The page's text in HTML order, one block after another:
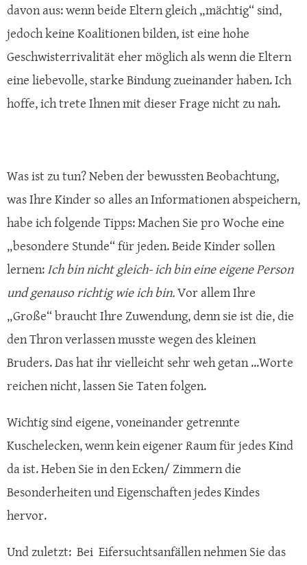
davon aus: wenn beide Eltern gleich „mächtig“ sind,
jedoch keine Koalitionen bilden, ist eine hohe
Geschwisterrivalität eher möglich als wenn die Eltern
eine liebevolle, starke Bindung zueinander haben. Ich
hoffe, ich trete Ihnen mit dieser Frage nicht zu nah.
Was ist zu tun? Neben der bewussten Beobachtung,
was Ihre Kinder so alles an Informationen abspeichern,
habe ich folgende Tipps: Machen Sie pro Woche eine
„besondere Stunde“ für jeden. Beide Kinder sollen
lernen:Ich bin nicht gleich- ich bin eine eigene Person
und genauso richtig wie ich bin.Vor allem Ihre
„Große“ braucht Ihre Zuwendung, denn sie ist die, die
den Thron verlassen musste wegen des kleinen
Bruders. Das hat ihr vielleicht sehr weh getan ...Worte
reichen nicht, lassen Sie Taten folgen.
Wichtig sind eigene, voneinander getrennte
Kuschelecken, wenn kein eigener Raum für jedes Kind
da ist. Heben Sie in den Ecken/ Zimmern die
Besonderheiten und Eigenschaften jedes Kindes
hervor.
Und zuletzt: Bei Eifersuchtsanfällen nehmen Sie das